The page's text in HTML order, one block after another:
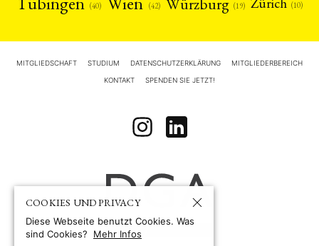
(40) (42) Würzburg (19) (10)
MITGLIEDSCHAFT STUDIUM DATENSCHUTZERKLÄRUNG MITGLIEDERBEREICH
KONTAKT SPENDEN SIE JETZT!
COOKIES UND PRIVACY
Diese Webseite benutzt Cookies. Was
sind Cookies?
Mehr Infos